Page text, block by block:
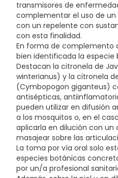
transmisores de
complementar el uso de
con un repelente con
con esta finalidad.
En forma de complemento
bien identificada la
Destacan la citronela de
winterianus) y la citronela
(Cymbopogon giganteus)
antisépticas,
pueden utilizar en difusión
a los mosquitos o, en el
aplicarla en dilución con un
masajear sobre las
La toma por vía oral solo
especies botánicas
por un/a profesional